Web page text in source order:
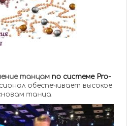
танцам по системе Pro-
обеспечивает высокое
танца.